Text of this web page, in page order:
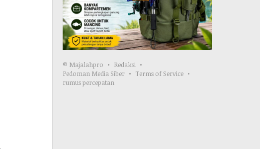
© Majalahpro
Redaksi
Pedoman Media Siber
Terms of Service
rumus percepatan